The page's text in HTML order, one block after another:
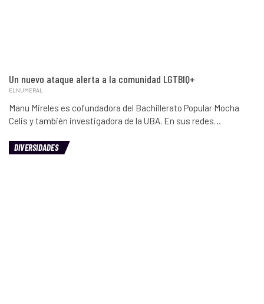
Un nuevo ataque alerta a la comunidad LGTBIQ+
ELNUMERAL
Manu Mireles es cofundadora del Bachillerato Popular Mocha
Celis y también investigadora de la UBA. En sus redes…
DIVERSIDADES